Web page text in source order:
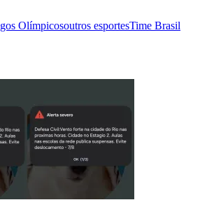
Olímpicosoutros esportesTime Brasil